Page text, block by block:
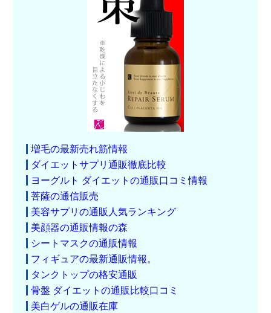
増毛の最新売れ筋情報
ダイエットサプリ通販徹底比較
ヨーグルト ダイエットの通販口コミ情報
菩薩の通信販売
美容サプリの通販人気ランキング
美顔器の通販情報の森
シートマスクの通販情報
フィギュアの最新通販情報。
タンクトップの格安通販
骨盤 ダイエットの通販比較口コミ
美白ゲルの通販在庫